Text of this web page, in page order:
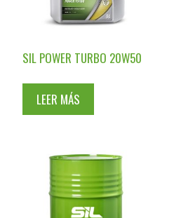
SIL POWER TURBO 20W50
LEER MÁS